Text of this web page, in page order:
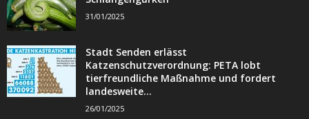
31/01/2025
Stadt Senden erlässt
Katzenschutzverordnung: PETA lobt
tierfreundliche Maßnahme und fordert
landesweite...
26/01/2025